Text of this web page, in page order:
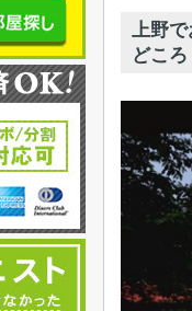
上野
どこ